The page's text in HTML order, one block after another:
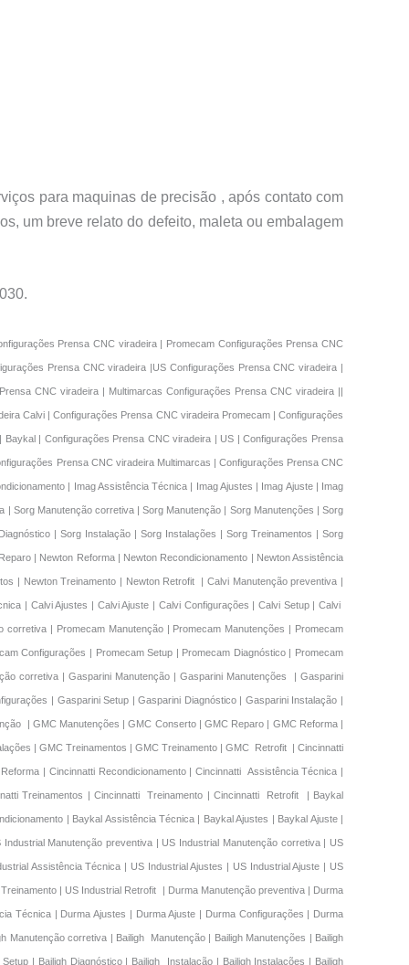
para maquinas de precisão , após contato com
um breve relato do defeito, maleta ou embalagem
Manutenções | Multimarcas Conserto | Multimarcas Reparo | Multimarcas Reforma | Multimarcas Recondicionamento | Multimarcas Assistncia Técnica | Multimarcas Ajustes | Multimarcas Ajuste | Multimarcas Configurações | Multimarcas Setup | Multimarcas Diagnóstico | Multimarcas Instalação | Multimarcas Instalações | Multimarcas Treinamentos | Multimarcas Treinamento | Multimarcas Retrofit | Manutenção preventiva Imag | Manutenção corretiva Imag | Manutenção Imag | Manutenções Imag | Conserto Imag | Reparo Imag | Reforma Imag | Recondicionamento Imag | Assistência Técnica Imag | Ajustes Imag | Ajuste Imag | Configurações Imag | Setup Imag | Diagnóstico Imag | Instalação Imag | Instalações Imag | Treinamentos Imag | Treinamento Imag | Retrofit Imag Manutenção preventiva Sorg | Manutenção corretiva Sorg | Manutenção Sorg | Manutenções Sorg | Conserto Sorg | Reparo Sorg | Reforma Sorg | Recondicionamento Sorg | Assistência Técnica Sorg | Ajustes Sorg | Ajuste Sorg | Configurações Sorg | Setup Sorg | Diagnóstico Sorg | Instalação Sorg | Instalações Sorg | Treinamentos Sorg | Treinamento Sorg | Retrofit Sorg | Manutenção preventiva Newton | Manutenção corretiva Newton | Manutenção Newton | Manutenções Newton | Conserto Newton | Reparo Newton | Reforma Newton | Recondicionamento Newton | Assistência Técnica Newton | Ajustes Newton | Ajuste Newton | Configurações Newton | Setup Newton | Diagnóstico Newton | Instalação Newton | Instalações Newton | Treinamentos Newton | Treinamento Newton | Retrofit NewtonManutenção preventiva Calvi | Manutenção corretiva Calvi | Manutenção Calvi | Manutenções Calvi | Conserto Calvi | Reparo Calvi | Reforma Calvi | Recondicionamento Calvi | Assistência Técnica Calvi | Ajustes Calvi | Ajuste Calvi | Configurações Calvi | Setup Calvi | Diagnóstico Calvi | Instalação Calvi | Instalações Calvi | Treinamentos Calvi | Treinamento Calvi | Retrofit Calvi | Manutenção preventiva Promecam | Manutenção corretiva Promecam | Manutenção Promecam | Manutenções Promecam | Conserto Promecam | Reparo Promecam | Reforma Promecam | Recondicionamento Promecam | Assistência Técnica Promecam | Ajustes Promecam | Ajuste Promecam | Configurações Promecam | Setup Promecam | Diagnóstico Promecam | Instalação Promecam | Instalações Promecam | Treinamentos Promecam | Treinamento Promecam | Retrofit Promecam | Manutenção preventiva Gasparini | Manutenção corretiva Gasparini | Manutenção Gasparini | Manutenções Gasparini | Conserto Gasparini | Reparo Gasparini | Reforma Gasparini | Recondicionamento Gasparini | Assistência Técnica Gasparini | Ajustes Gasparini | Ajuste Gasparini | Configurações Gasparini | Setup Gasparini | Diagnóstico Gasparini | Instalação Gasparini | Instalações Gasparini | Treinamentos Gasparini | Treinamento Gasparini | Retrofit Gasparini | Manutenção preventiva GMC | Manutenção corretiva GMC | Manutenção GMC | Manutenções GMC | Conserto GMC | Reparo GMC | Reforma GMC | Recondicionamento GMC | Assistência Técnica GMC | Ajustes GMC | A